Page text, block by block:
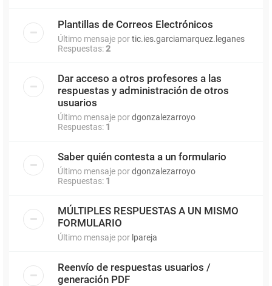
Plantillas de Correos Electrónicos
Último mensaje portic.ies.garciamarquez.leganes
Respuestas:2
Dar acceso a otros profesores a las
respuestas y administración de otros
usuarios
Último mensaje pordgonzalezarroyo
Respuestas: 1
Saber quién contesta a un formulario
Último mensaje pordgonzalezarroyo
Respuestas: 1
MÚLTIPLES RESPUESTAS A UN MISMO
FORMULARIO
Último mensaje por lpareja
Reenvío de respuestas usuarios /
generación PDF